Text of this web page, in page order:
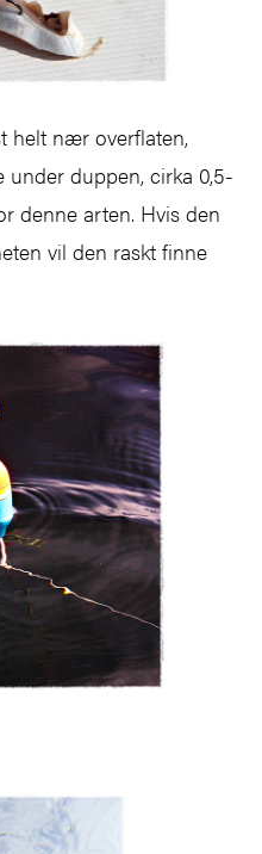
helt nær overflaten,
duppen, cirka 0,5-
denne arten. Hvis den
vil den raskt finne